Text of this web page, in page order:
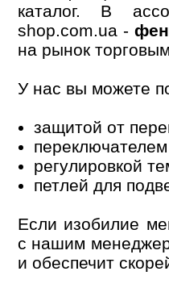
каталог. В
shop.com.ua -
на рынок
У нас вы можете
защитой от
регулировкой
петлей для
Если изобилие
с нашим
и обеспечит